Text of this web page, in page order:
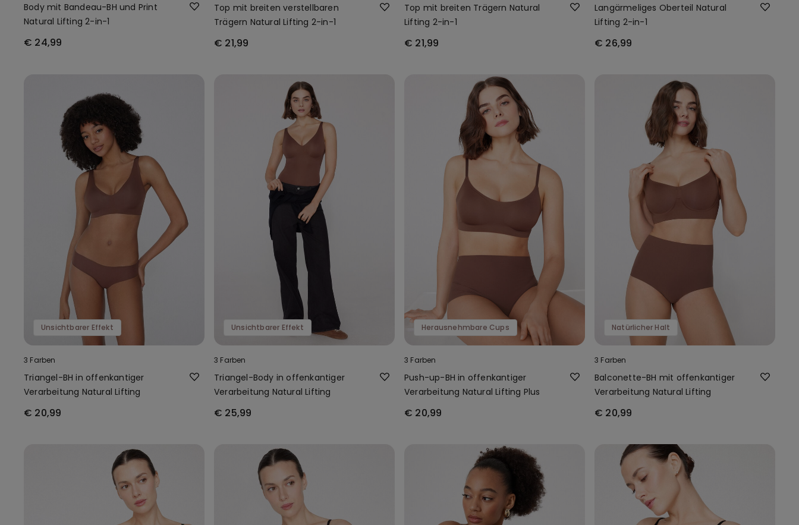
Body mit Bandeau-BH und Print
Natural Lifting 2-in-1
€ 24,99
Top mit breiten verstellbaren
Trägern Natural Lifting 2-in-1
€ 21,99
Top mit breiten Trägern Natural
Lifting 2-in-1
€ 21,99
Langärmeliges Oberteil Natural
Lifting 2-in-1
€ 26,99
Unsichtbarer Effekt
3 Farben
Triangel-BH in offenkantiger
Verarbeitung Natural Lifting
€ 20,99
Unsichtbarer Effekt
3 Farben
Triangel-Body in offenkantiger
Verarbeitung Natural Lifting
€ 25,99
Herausnehmbare Cups
3 Farben
Push-up-BH in offenkantiger
Verarbeitung Natural Lifting Plus
€ 20,99
Natürlicher Halt
3 Farben
Balconette-BH mit offenkantiger
Verarbeitung Natural Lifting
€ 20,99